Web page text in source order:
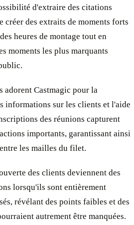
d'extraire des citations
créer des extraits de moments forts
heures de montage tout en
moments les plus marquants
adorent Castmagic pour la
informations sur les clients et l'aide
des réunions capturent
importants, garantissant ainsi
les mailles du filet.
des clients deviennent des
lorsqu'ils sont entièrement
révélant des points faibles et des
autrement être manquées.